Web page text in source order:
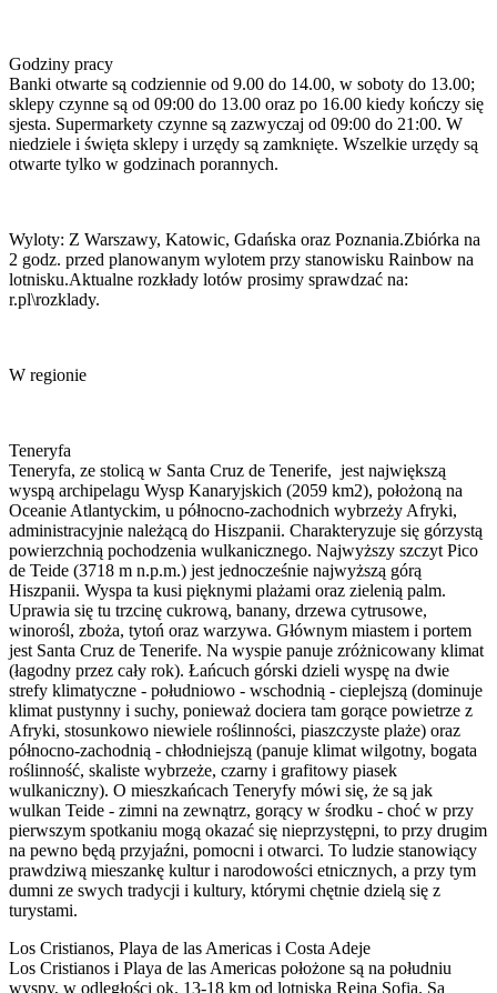
Godziny pracy
Banki otwarte są codziennie od 9.00 do 14.00, w soboty do 13.00;
sklepy czynne są od 09:00 do 13.00 oraz po 16.00 kiedy kończy się
sjesta. Supermarkety czynne są zazwyczaj od 09:00 do 21:00. W
niedziele i święta sklepy i urzędy są zamknięte. Wszelkie urzędy są
otwarte tylko w godzinach porannych.
Wyloty: Z Warszawy, Katowic, Gdańska oraz Poznania.Zbiórka na
2 godz. przed planowanym wylotem przy stanowisku Rainbow na
lotnisku.Aktualne rozkłady lotów prosimy sprawdzać na:
r.pl\rozklady.
W regionie
Teneryfa
Teneryfa, ze stolicą w Santa Cruz de Tenerife, jest największą
wyspą archipelagu Wysp Kanaryjskich (2059 km2), położoną na
Oceanie Atlantyckim, u północno-zachodnich wybrzeży Afryki,
administracyjnie należącą do Hiszpanii. Charakteryzuje się górzystą
powierzchnią pochodzenia wulkanicznego. Najwyższy szczyt Pico
de Teide (3718 m n.p.m.) jest jednocześnie najwyższą górą
Hiszpanii. Wyspa ta kusi pięknymi plażami oraz zielenią palm.
Uprawia się tu trzcinę cukrową, banany, drzewa cytrusowe,
winorośl, zboża, tytoń oraz warzywa. Głównym miastem i portem
jest Santa Cruz de Tenerife. Na wyspie panuje zróżnicowany klimat
(łagodny przez cały rok). Łańcuch górski dzieli wyspę na dwie
strefy klimatyczne - południowo - wschodnią - cieplejszą (dominuje
klimat pustynny i suchy, ponieważ dociera tam gorące powietrze z
Afryki, stosunkowo niewiele roślinności, piaszczyste plaże) oraz
północno-zachodnią - chłodniejszą (panuje klimat wilgotny, bogata
roślinność, skaliste wybrzeże, czarny i grafitowy piasek
wulkaniczny). O mieszkańcach Teneryfy mówi się, że są jak
wulkan Teide - zimni na zewnątrz, gorący w środku - choć w przy
pierwszym spotkaniu mogą okazać się nieprzystępni, to przy drugim
na pewno będą przyjaźni, pomocni i otwarci. To ludzie stanowiący
prawdziwą mieszankę kultur i narodowości etnicznych, a przy tym
dumni ze swych tradycji i kultury, którymi chętnie dzielą się z
turystami.
Los Cristianos, Playa de las Americas i Costa Adeje
Los Cristianos i Playa de las Americas położone są na południu
wyspy, w odległości ok. 13-18 km od lotniska Reina Sofia. Są